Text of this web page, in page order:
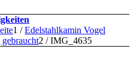
1 / Edelstahlkamin Vogel
2 / IMG_4635